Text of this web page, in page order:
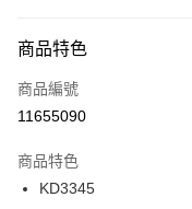
３．安心：先確認商品／服
【「AFTEE先享後付」結帳
１．於結帳方式選擇「
２．訂單成立數日內，您將
３．收到繳費通知簡訊後14
ATM／網路銀行／等多元方
每筆NT$100，滿
宅配
每筆NT$100，滿
付款後門市自取
每筆NT$100，滿
商品特色
商品編號
11655090
商品特色
KD3345